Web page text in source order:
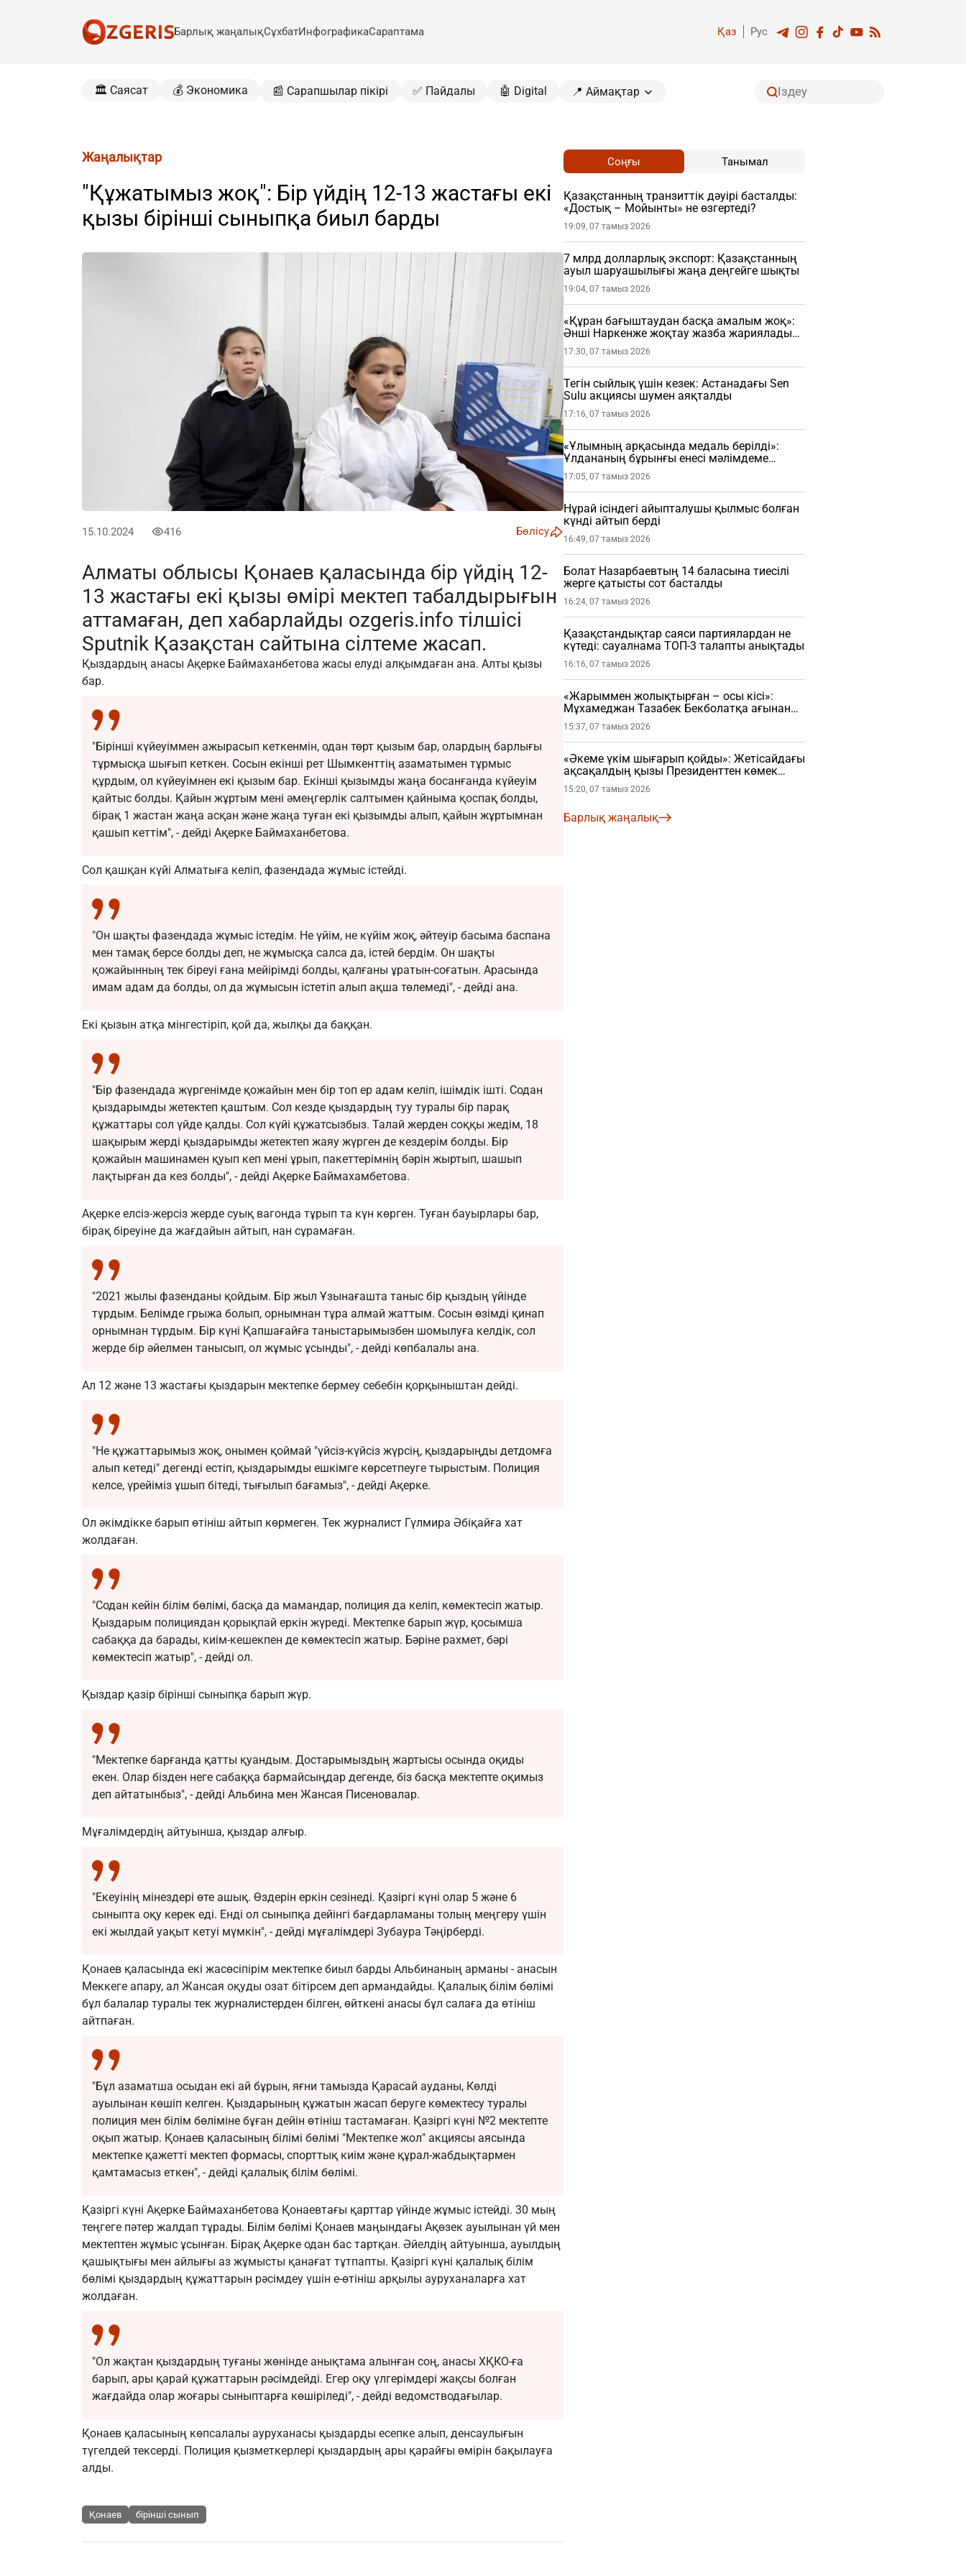
Барлық жаңалықСұхбатИнфографикаСараптама Қаз Рус
🏛️ Саясат 💰 Экономика 📰 Сарапшылар пікірі ✅ Пайдалы 🤖 Digital 📍 Аймақтар
Жаңалықтар
"Құжатымыз жоқ": Бір үйдің 12-13 жастағы екі
қызы бірінші сыныпқа биыл барды
15.10.2024 416 Бөлісу
Алматы облысы Қонаев қаласында бір үйдің 12-
13 жастағы екі қызы өмірі мектеп табалдырығын
аттамаған, деп хабарлайды ozgeris.info тілшісі
Sputnik Қазақстан сайтына сілтеме жасап.
Қыздардың анасы Ақерке Баймаханбетова жасы елуді алқымдаған ана. Алты қызы
бар.
"Бірінші күйеуіммен ажырасып кеткенмін, одан төрт қызым бар, олардың барлығы
тұрмысқа шығып кеткен. Сосын екінші рет Шымкенттің азаматымен тұрмыс
құрдым, ол күйеуімнен екі қызым бар. Екінші қызымды жаңа босанғанда күйеуім
қайтыс болды. Қайын жұртым мені әмеңгерлік салтымен қайныма қоспақ болды,
бірақ 1 жастан жаңа асқан және жаңа туған екі қызымды алып, қайын жұртымнан
қашып кеттім", - дейді Ақерке Баймаханбетова.
Сол қашқан күйі Алматыға келіп, фазендада жұмыс істейді.
"Он шақты фазендада жұмыс істедім. Не үйім, не күйім жоқ, әйтеуір басыма баспана
мен тамақ берсе болды деп, не жұмысқа салса да, істей бердім. Он шақты
қожайынның тек біреуі ғана мейірімді болды, қалғаны ұратын-соғатын. Арасында
имам адам да болды, ол да жұмысын істетіп алып ақша төлемеді", - дейді ана.
Екі қызын атқа мінгестіріп, қой да, жылқы да баққан.
"Бір фазендада жүргенімде қожайын мен бір топ ер адам келіп, ішімдік ішті. Содан
қыздарымды жетектеп қаштым. Сол кезде қыздардың туу туралы бір парақ
құжаттары сол үйде қалды. Сол күйі құжатсызбыз. Талай жерден соққы жедім, 18
шақырым жерді қыздарымды жетектеп жаяу жүрген де кездерім болды. Бір
қожайын машинамен қуып кеп мені ұрып, пакеттерімнің бәрін жыртып, шашып
лақтырған да кез болды", - дейді Ақерке Баймахамбетова.
Ақерке елсіз-жерсіз жерде суық вагонда тұрып та күн көрген. Туған бауырлары бар,
бірақ біреуіне да жағдайын айтып, нан сұрамаған.
"2021 жылы фазенданы қойдым. Бір жыл Ұзынағашта таныс бір қыздың үйінде
тұрдым. Белімде грыжа болып, орнымнан тұра алмай жаттым. Сосын өзімді қинап
орнымнан тұрдым. Бір күні Қапшағайға таныстарымызбен шомылуға келдік, сол
жерде бір әйелмен танысып, ол жұмыс ұсынды", - дейді көпбалалы ана.
Ал 12 және 13 жастағы қыздарын мектепке бермеу себебін қорқыныштан дейді.
"Не құжаттарымыз жоқ, онымен қоймай "үйсіз-күйсіз жүрсің, қыздарыңды детдомға
алып кетеді" дегенді естіп, қыздарымды ешкімге көрсетпеуге тырыстым. Полиция
келсе, үрейіміз ұшып бітеді, тығылып бағамыз", - дейді Ақерке.
Ол әкімдікке барып өтініш айтып көрмеген. Тек журналист Гүлмира Әбіқайға хат
жолдаған.
"Содан кейін білім бөлімі, басқа да мамандар, полиция да келіп, көмектесіп жатыр.
Қыздарым полициядан қорықпай еркін жүреді. Мектепке барып жүр, қосымша
сабаққа да барады, киім-кешекпен де көмектесіп жатыр. Бәріне рахмет, бәрі
көмектесіп жатыр", - дейді ол.
Қыздар қазір бірінші сыныпқа барып жүр.
"Мектепке барғанда қатты қуандым. Достарымыздың жартысы осында оқиды
екен. Олар бізден неге сабаққа бармайсыңдар дегенде, біз басқа мектепте оқимыз
деп айтатынбыз", - дейді Альбина мен Жансая Писеновалар.
Мұғалімдердің айтуынша, қыздар алғыр.
"Екеуінің мінездері өте ашық. Өздерін еркін сезінеді. Қазіргі күні олар 5 және 6
сыныпта оқу керек еді. Енді ол сыныпқа дейінгі бағдарламаны толың меңгеру үшін
екі жылдай уақыт кетуі мүмкін", - дейді мұғалімдері Зубаура Тәңірберді.
Қонаев қаласында екі жасөсіпірім мектепке биыл барды Альбинаның арманы - анасын
Меккеге апару, ал Жансая оқуды озат бітірсем деп армандайды. Қалалық білім бөлімі
бұл балалар туралы тек журналистерден білген, өйткені анасы бұл салаға да өтініш
айтпаған.
"Бұл азаматша осыдан екі ай бұрын, яғни тамызда Қарасай ауданы, Көлді
ауылынан көшіп келген. Қыздарының құжатын жасап беруге көмектесу туралы
полиция мен білім бөліміне бұған дейін өтініш тастамаған. Қазіргі күні №2 мектепте
оқып жатыр. Қонаев қаласының білімі бөлімі "Мектепке жол" акциясы аясында
мектепке қажетті мектеп формасы, спорттық киім және құрал-жабдықтармен
қамтамасыз еткен", - дейді қалалық білім бөлімі.
Қазіргі күні Ақерке Баймаханбетова Қонаевтағы қарттар үйінде жұмыс істейді. 30 мың
теңгеге пәтер жалдап тұрады. Білім бөлімі Қонаев маңындағы Ақөзек ауылынан үй мен
мектептен жұмыс ұсынған. Бірақ Ақерке одан бас тартқан. Әйелдің айтуынша, ауылдың
қашықтығы мен айлығы аз жұмысты қанағат тұтпапты. Қазіргі күні қалалық білім
бөлімі қыздардың құжаттарын рәсімдеу үшін е-өтініш арқылы ауруханаларға хат
жолдаған.
"Ол жақтан қыздардың туғаны жөнінде анықтама алынған соң, анасы ХҚКО-ға
барып, ары қарай құжаттарын рәсімдейді. Егер оқу үлгерімдері жақсы болған
жағдайда олар жоғары сыныптарға көшіріледі", - дейді ведомстводағылар.
Қонаев қаласының көпсалалы ауруханасы қыздарды есепке алып, денсаулығын
түгелдей тексерді. Полиция қызметкерлері қыздардың ары қарайғы өмірін бақылауға
алды.
Қонаев бірінші сынып
Соңғы Танымал
Қазақстанның транзиттік дәуірі басталды:
«Достық – Мойынты» не өзгертеді?
19:09, 07 тамыз 2026
7 млрд долларлық экспорт: Қазақстанның
ауыл шаруашылығы жаңа деңгейге шықты
19:04, 07 тамыз 2026
«Құран бағыштаудан басқа амалым жоқ»:
Әнші Наркенже жоқтау жазба жариялады
(ФОТО)
17:30, 07 тамыз 2026
Тегін сыйлық үшін кезек: Астанадағы Sen
Sulu акциясы шумен аяқталды
17:16, 07 тамыз 2026
«Ұлымның арқасында медаль берілді»:
Ұлдананың бұрынғы енесі мәлімдеме
жасады (ВИДЕО)
17:05, 07 тамыз 2026
Нұрай ісіндегі айыпталушы қылмыс болған
күнді айтып берді
16:49, 07 тамыз 2026
Болат Назарбаевтың 14 баласына тиесілі
жерге қатысты сот басталды
16:24, 07 тамыз 2026
Қазақстандықтар саяси партиялардан не
күтеді: сауалнама ТОП-3 талапты анықтады
16:16, 07 тамыз 2026
«Жарыммен жолықтырған – осы кісі»:
Мұхамеджан Тазабек Бекболатқа ағынан
жарылды
15:37, 07 тамыз 2026
«Әкеме үкім шығарып қойды»: Жетісайдағы
ақсақалдың қызы Президенттен көмек
сұрады
15:20, 07 тамыз 2026
Барлық жаңалық